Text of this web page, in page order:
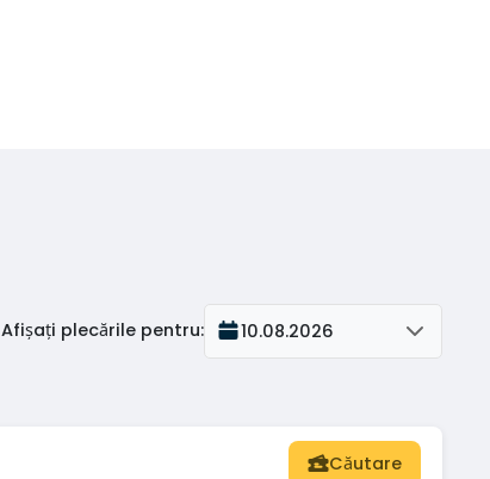
Afișați plecările pentru: 10.08.2026
Căutare